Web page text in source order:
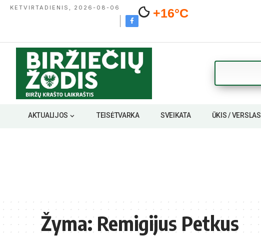
KETVIRTADIENIS, 2026-08-06 +16°C
AKTUALIJOS TEISĖTVARKA SVEIKATA ŪKIS / VERSLAS
Žyma:Remigijus Petkus